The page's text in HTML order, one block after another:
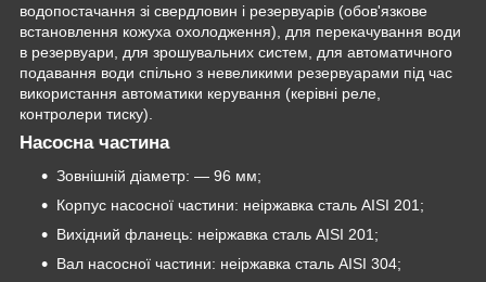
водопостачання зі свердловин і резервуарів (обов'язкове
встановлення кожуха охолодження), для перекачування води
в резервуари, для зрошувальних систем, для автоматичного
подавання води спільно з невеликими резервуарами під час
використання автоматики керування (керівні реле,
контролери тиску).
Насосна частина
Зовнішній діаметр: — 96 мм;
Корпус насосної частини: неіржавка сталь AISI 201;
Вихідний фланець: неіржавка сталь AISI 201;
Вал насосної частини: неіржавка сталь AISI 304;